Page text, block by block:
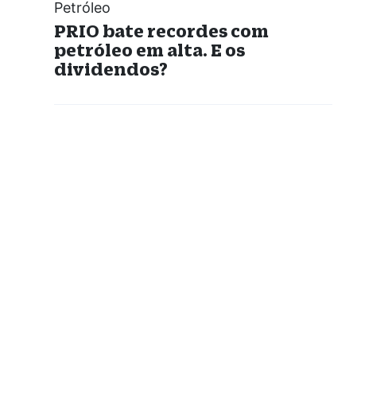
Petróleo
PRIO bate recordes com
petróleo em alta. E os
dividendos?